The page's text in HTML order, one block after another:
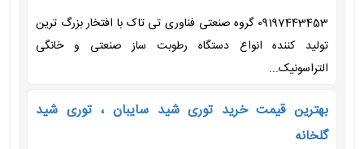
09197443453 گروه صنعتی فناوری تی تاک با افتخار بزرگ ترین
تولید کننده انواع دستگاه رطوبت ساز صنعتی و خانگی
التراسونیک...
بهترین قیمت خرید توری شید سایبان ، توری شید
گلخانه